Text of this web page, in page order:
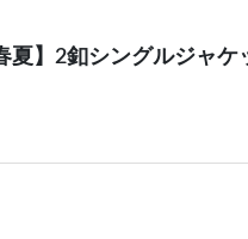
夏】2釦シングルジャ